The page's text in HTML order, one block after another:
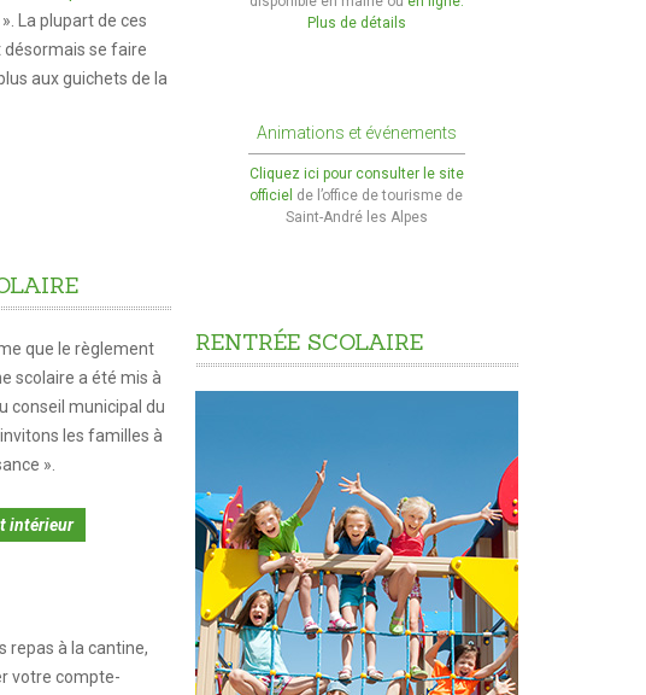
Plus de détails
Animations et événements
Cliquez ici pour consulter le site
officiel de l’office de tourisme de
Saint-André les Alpes
». La plupart de ces
se faire
aux guichets de la
que le règlement
scolaire a été mis à
conseil municipal du
les familles à
».
intérieur
repas à la cantine,
votre compte-
RENTRÉE SCOLAIRE